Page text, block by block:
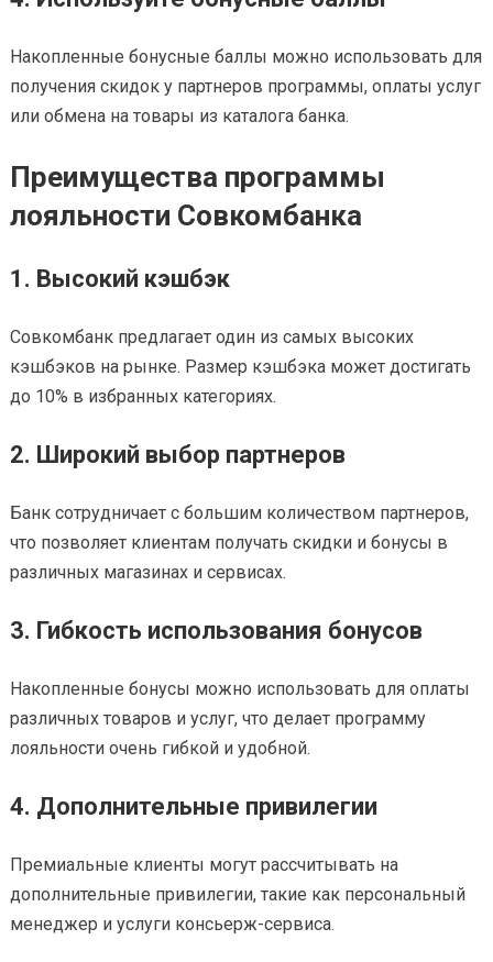
Накопленные бонусные баллы можно использовать для
получения скидок у партнеров программы, оплаты услуг
или обмена на товары из каталога банка.
Преимущества программы
лояльности Совкомбанка
1. Высокий кэшбэк
Совкомбанк предлагает один из самых высоких
кэшбэков на рынке. Размер кэшбэка может достигать
до 10% в избранных категориях.
2. Широкий выбор партнеров
Банк сотрудничает с большим количеством партнеров,
что позволяет клиентам получать скидки и бонусы в
различных магазинах и сервисах.
3. Гибкость использования бонусов
Накопленные бонусы можно использовать для оплаты
различных товаров и услуг, что делает программу
лояльности очень гибкой и удобной.
4. Дополнительные привилегии
Премиальные клиенты могут рассчитывать на
дополнительные привилегии, такие как персональный
менеджер и услуги консьерж-сервиса.